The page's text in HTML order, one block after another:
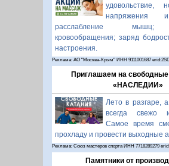
удовольствие,
напряжения
расслабление мышц;
кровообращения; заряд
настроения.
Реклама: АО "Москва-Крым" ИНН 9111001687
Приглашаем на свободные
«НАСЛЕДИИ»
Лето в разгаре,
всегда свежо
Самое время
прохладу и провести выходные
Реклама: Союз мастеров спорта ИНН 7718289279
Памятники от